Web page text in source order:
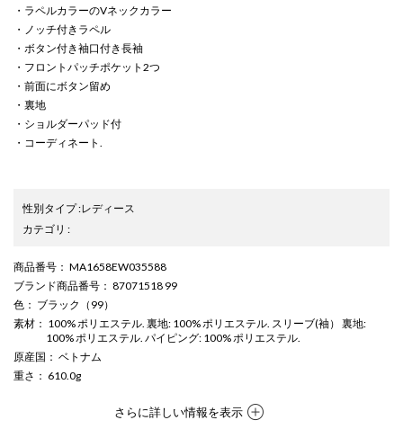
・ラペルカラーのVネックカラー
・ノッチ付きラペル
・ボタン付き袖口付き長袖
・フロントパッチポケット2つ
・前面にボタン留め
・裏地
・ショルダーパッド付
・コーディネート.
性別タイプ:レディース
カテゴリ :
商品番号 ： MA1658EW035588
ブランド商品番号 ： 87071518 99
色 ： ブラック（99）
素材 ： 100% ポリエステル. 裏地: 100% ポリエステル. スリーブ(袖） 裏地:
100% ポリエステル. パイピング: 100% ポリエステル.
原産国 ： ベトナム
重さ ： 610.0g
さらに詳しい情報を表示